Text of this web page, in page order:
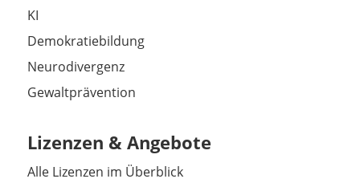
KI
Demokratiebildung
Neurodivergenz
Gewaltprävention
Lizenzen & Angebote
Alle Lizenzen im Überblick